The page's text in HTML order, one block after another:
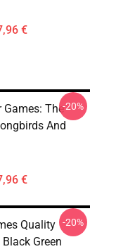
€
Games: The
And
€
-20%
Quality
Green
-20%